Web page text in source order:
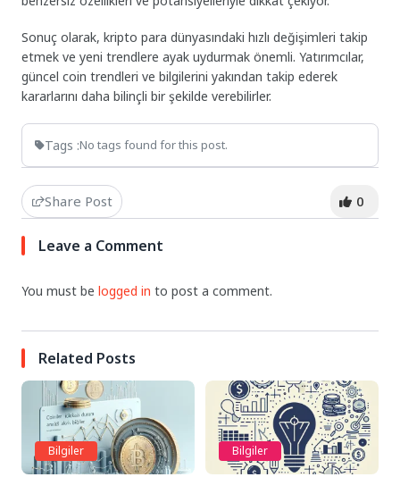
Sonuç olarak, kripto para dünyasındaki hızlı değişimleri takip
etmek ve yeni trendlere ayak uydurmak önemli. Yatırımcılar,
güncel coin trendleri ve bilgilerini yakından takip ederek
kararlarını daha bilinçli bir şekilde verebilirler.
Tags :No tags found for this post.
Share Post 0
Leave a Comment
You must belogged in to post a comment.
Related Posts
Bilgiler Bilgiler